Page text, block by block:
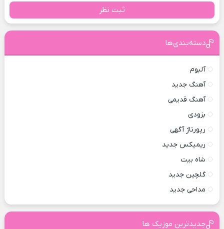
ثبت نظر
دسته‌بندی‌ها
آلبوم
آهنگ جدید
آهنگ قدیمی
بزودی
رپورتاژ آگهی
ریمیکس جدید
شاه بیت
گلچین جدید
مداحی جدید
جدیدترین موزیک ها